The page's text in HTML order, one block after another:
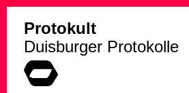
to
Protokult
Duisburger Protokolle